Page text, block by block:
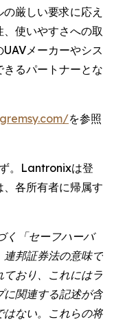
厳しい要求に応え
使いやすさへの取
メーカーやシス
るパートナーとな
を参照
。Lantronixは登
各所有者に帰属す
く「セーフハーバ
連邦証券法の意味で
おり、これにはラ
に関連する記述が含
はない。これらの将